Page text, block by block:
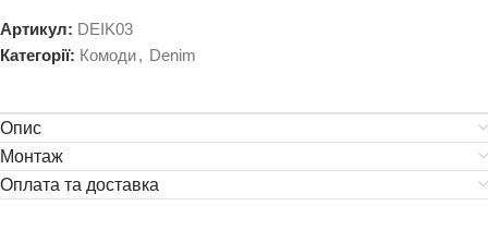
Артикул: DEIK03
Категорії: Комоди, Denim
Опис
Монтаж
Оплата та доставка